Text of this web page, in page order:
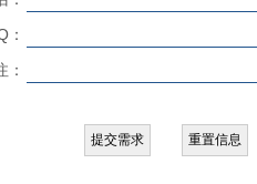
：
：